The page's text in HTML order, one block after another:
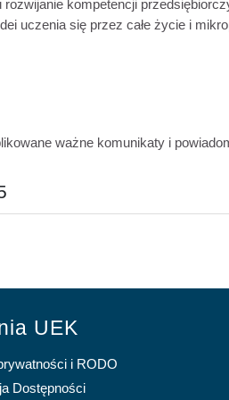
rozwijanie kompetencji
uczenia się przez całe życie i
ważne komunikaty i
UEK
i RODO
Dostępności